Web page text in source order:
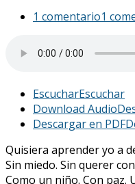
1 comentario1
EscucharEscuchar
Download Audio
Descargar en PDF
Quisiera aprender yo a
Sin miedo. Sin querer
Como un niño. Con paz.